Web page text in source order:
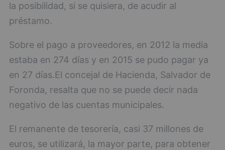
la posibilidad, si se quisiera, de acudir al
préstamo.
Sobre el pago a proveedores, en 2012 la media
estaba en 274 días y en 2015 se pudo pagar ya
en 27 días.El concejal de Hacienda, Salvador de
Foronda, resalta que no se puede decir nada
negativo de las cuentas municipales.
El remanente de tesorería, casi 37 millones de
euros, se utilizará, la mayor parte, para obtener